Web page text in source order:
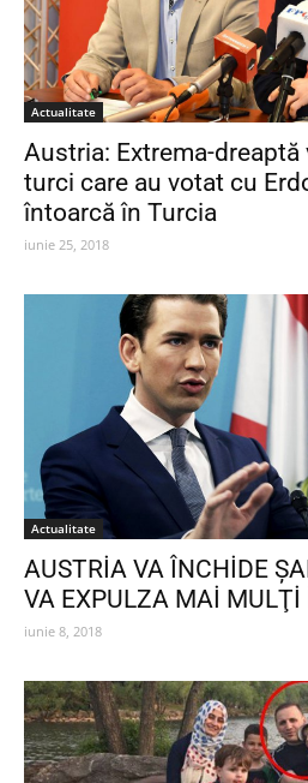
Actualitate
Austria: Extrema-dreaptă
turci care au votat cu
întoarcă în Turcia
iunie 25, 2018
Actualitate
AUSTRİA VA ÎNCHİDE
VA EXPULZA MAİ
iunie 8, 2018